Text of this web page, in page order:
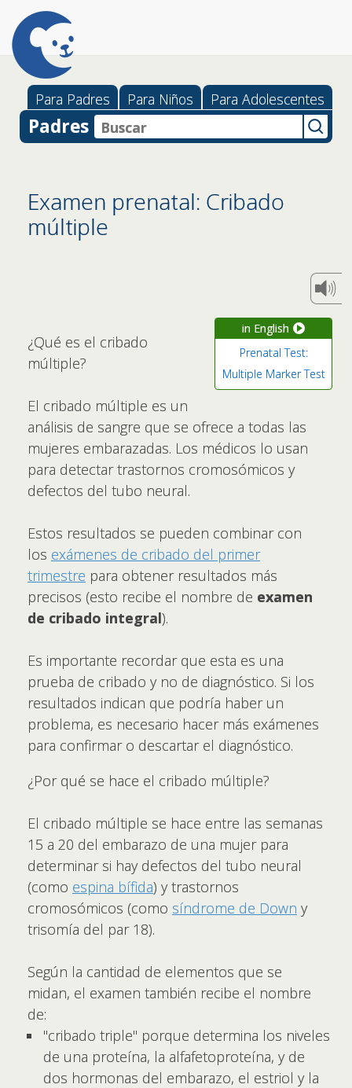
Para Padres Para Niños Para Adolescentes
Padres
Examen prenatal: Cribado
múltiple
in English
Prenatal Test:
Multiple Marker Test
¿Qué es el cribado
múltiple?
El cribado múltiple es un
análisis de sangre que se ofrece a todas las
mujeres embarazadas. Los médicos lo usan
para detectar trastornos cromosómicos y
defectos del tubo neural.
Estos resultados se pueden combinar con
los exámenes de cribado del primer
trimestre para obtener resultados más
precisos (esto recibe el nombre de examen
de cribado integral).
Es importante recordar que esta es una
prueba de cribado y no de diagnóstico. Si los
resultados indican que podría haber un
problema, es necesario hacer más exámenes
para confirmar o descartar el diagnóstico.
¿Por qué se hace el cribado múltiple?
El cribado múltiple se hace entre las semanas
15 a 20 del embarazo de una mujer para
determinar si hay defectos del tubo neural
(como espina bífida) y trastornos
cromosómicos (como síndrome de Down y
trisomía del par 18).
Según la cantidad de elementos que se
midan, el examen también recibe el nombre
de:
"cribado triple" porque determina los niveles
de una proteína, la alfafetoproteína, y de
dos hormonas del embarazo, el estriol y la